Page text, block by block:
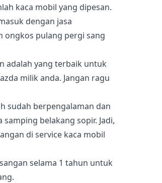
kaca mobil yang dipesan.
dengan jasa
ongkos pulang pergi sang
adalah yang terbaik untuk
milik anda. Jangan ragu
sudah berpengalaman dan
belakang sopir. Jadi,
di service kaca mobil
selama 1 tahun untuk